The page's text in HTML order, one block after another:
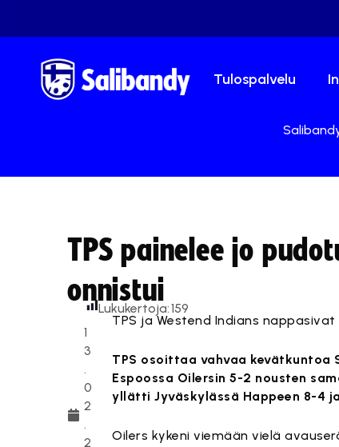
Tulospalvelu
TPS painelee jo
onnistui
1
3
.
0
2
.
2
Lukukertoja:159
TPS ja Westend Indians
TPS osoittaa vahvaa
Espoossa Oilersin 5-2 nousten
yllätti Jyväskylässä Happeen 8-4
Oilers kykeni viemään vielä